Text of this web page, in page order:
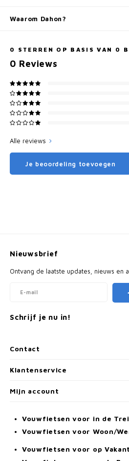
Waarom Dahon?
0 STERREN OP BASIS VAN 0
0 Reviews
Alle reviews
Je beoordeling toevoegen
Contact
Nieuwsbrief
Ontvang de laatste updates, nieuws en
Schrijf je nu in!
Klantenservice
Mijn account
Vouwfietsen voor in de
Vouwfietsen voor Woon/
Vouwfietsen voor op